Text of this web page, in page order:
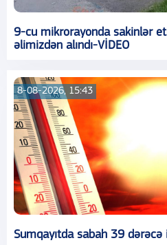
9-cu mikrorayonda sakinlər
əlimizdən alındı-VİDEO
8-08-2026, 15:43
Sumqayıtda sabah 39